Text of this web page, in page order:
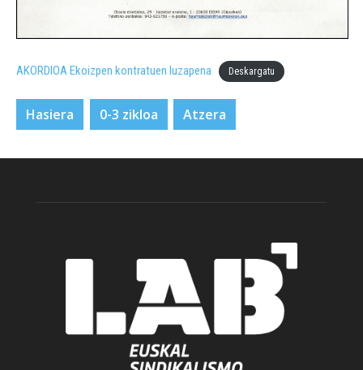
AKORDIOA Ekoizpen kontratuen luzapena Deskargatu
Hasiera 0-3 zikloa Atzera